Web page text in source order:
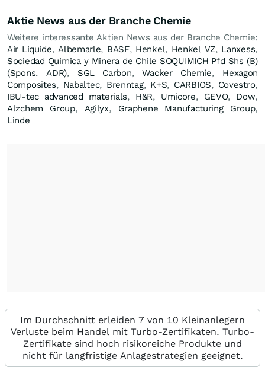
Aktie News aus der Branche Chemie
Weitere interessante Aktien News aus der Branche Chemie:
Air Liquide,Albemarle, BASF, Henkel, Henkel VZ, Lanxess,
Sociedad Quimica y Minera de Chile SOQUIMICH Pfd Shs (B)
(Spons. ADR), SGL Carbon,Wacker Chemie, Hexagon
Composites, Nabaltec, Brenntag, K+S, CARBIOS, Covestro,
IBU-tec advanced materials, H&R, Umicore, GEVO, Dow,
Alzchem Group, Agilyx, Graphene Manufacturing Group,
Linde
Im Durchschnitt erleiden 7 von 10 Kleinanlegern
Verluste beim Handel mit Turbo-Zertifikaten. Turbo-
Zertifikate sind hoch risikoreiche Produkte und
nicht für langfristige Anlagestrategien geeignet.